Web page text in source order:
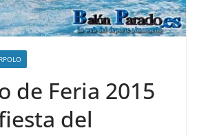
de Feria 2015
del